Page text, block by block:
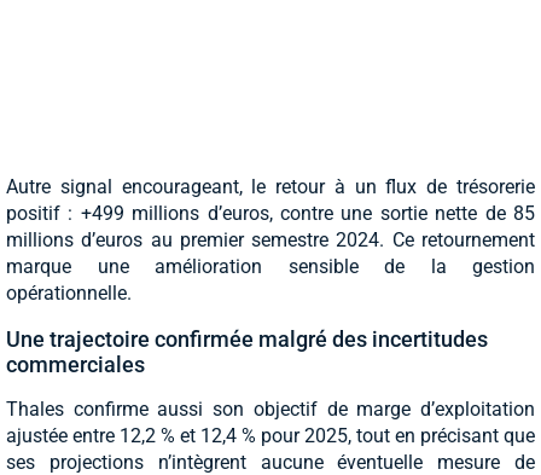
Autre signal encourageant, le retour à un flux de trésorerie
positif : +499 millions d’euros, contre une sortie nette de 85
millions d’euros au premier semestre 2024. Ce retournement
marque une amélioration sensible de la gestion
opérationnelle.
Une trajectoire confirmée malgré des incertitudes
commerciales
Thales confirme aussi son objectif de marge d’exploitation
ajustée entre 12,2 % et 12,4 % pour 2025, tout en précisant que
ses projections n’intègrent aucune éventuelle mesure de